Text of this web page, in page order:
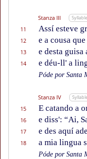
Stanza III
11 Assí esteve
12 e a cousa
13 e desta guisa
14 e déu-ll' a
Póde por Santa
Stanza IV
15 E catando a
16 e diss': “Ai,
17 e des aquí
18 a mia lingua
Póde por Santa